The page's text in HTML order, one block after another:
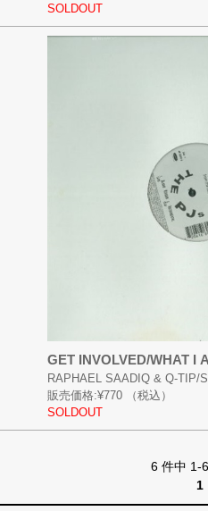
SOLDOUT
GET INVOLVED/WHAT I
RAPHAEL SAADIQ & Q-TIP/
販売価格:¥770
（税込）
SOLDOUT
6 件中 1-
1